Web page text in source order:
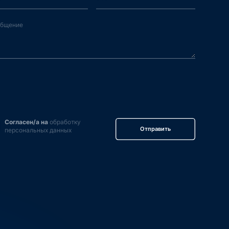
Согласен/а наобработку
персональных данных
Отправить